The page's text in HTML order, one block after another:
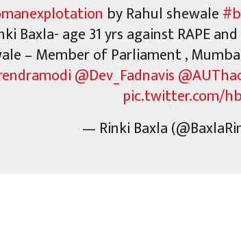
by Rahul shewale
Baxla- age 31 yrs against RAPE
– Member of Parliament ,
@Dev_Fadnavis
pic.twitter.com/
— Rinki Baxla